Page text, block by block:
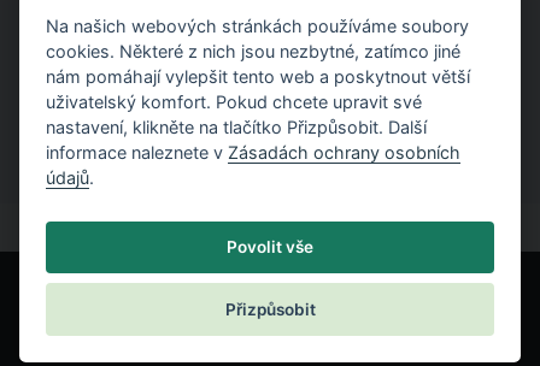
Stáhněte si manuály s teoretickými i praktickými ukázkami
použití programů.
Na našich webových stránkách používáme soubory
cookies. Některé z nich jsou nezbytné, zatímco jiné
nám pomáhají vylepšit tento web a poskytnout větší
uživatelský komfort. Pokud chcete upravit své
nastavení, klikněte na tlačítko Přizpůsobit. Další
informace naleznete v Zásadách ochrany osobních
údajů.
Povolit vše
Přizpůsobit